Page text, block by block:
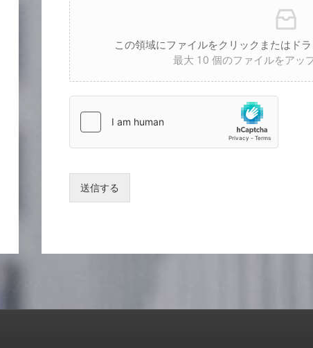
この領域にファイルをクリックまたはド
最大 10 個のファイルをアッ
送信する